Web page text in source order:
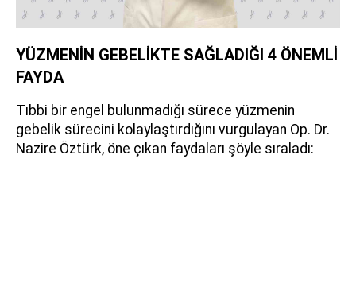
YÜZMENİN GEBELİKTE SAĞLADIĞI 4 ÖNEMLİ
FAYDA
Tıbbi bir engel bulunmadığı sürece yüzmenin
gebelik sürecini kolaylaştırdığını vurgulayan Op. Dr.
Nazire Öztürk, öne çıkan faydaları şöyle sıraladı: